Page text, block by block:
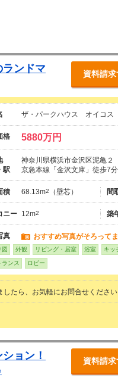
ンドマ
資料請求
ザ・パークハウス オイコ
格 5880万円
神奈川県横浜市金沢区泥亀２
駅
京急本線「金沢文庫」徒歩7分
積 68.13m2 （壁芯） 間
ニー 12m2 築
真 おすすめ写真がそろって
図 外観 リビング・居室 浴室 キッ
ランス ロビー
たら、お気軽にお問合せください
ョン！
資料請求